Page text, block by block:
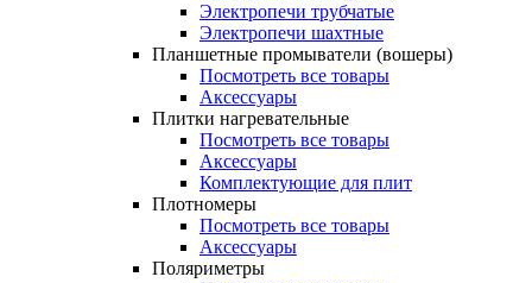
Электропечи трубчатые
Электропечи шахтные
Планшетные промыватели (вошеры)
Посмотреть все товары
Аксессуары
Плитки нагревательные
Посмотреть все товары
Аксессуары
Комплектующие для плит
Плотномеры
Посмотреть все товары
Аксессуары
Поляриметры